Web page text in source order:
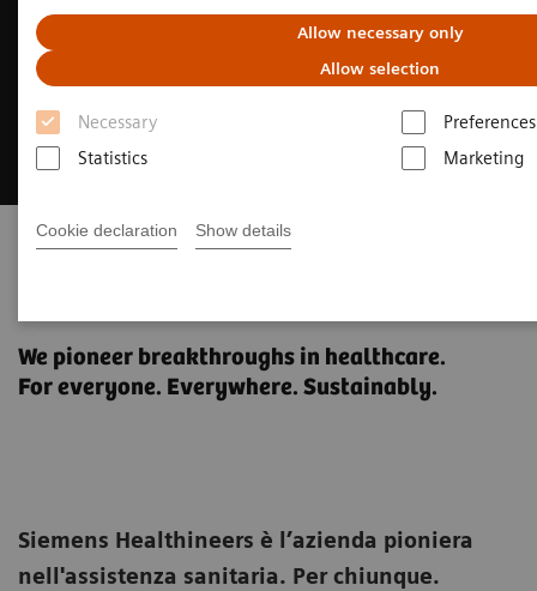
Allow necessary only
Allow selection
Necessary
Preferences
Statistics
Marketing
Cookie declaration Show details
Siemens Healthineers. Chi
We pioneer breakthroughs in healthcare.
For everyone. Everywhere. Sustainably.
Siemens Healthineers è l’azienda pioniera
nell'assistenza sanitaria. Per chiunque.